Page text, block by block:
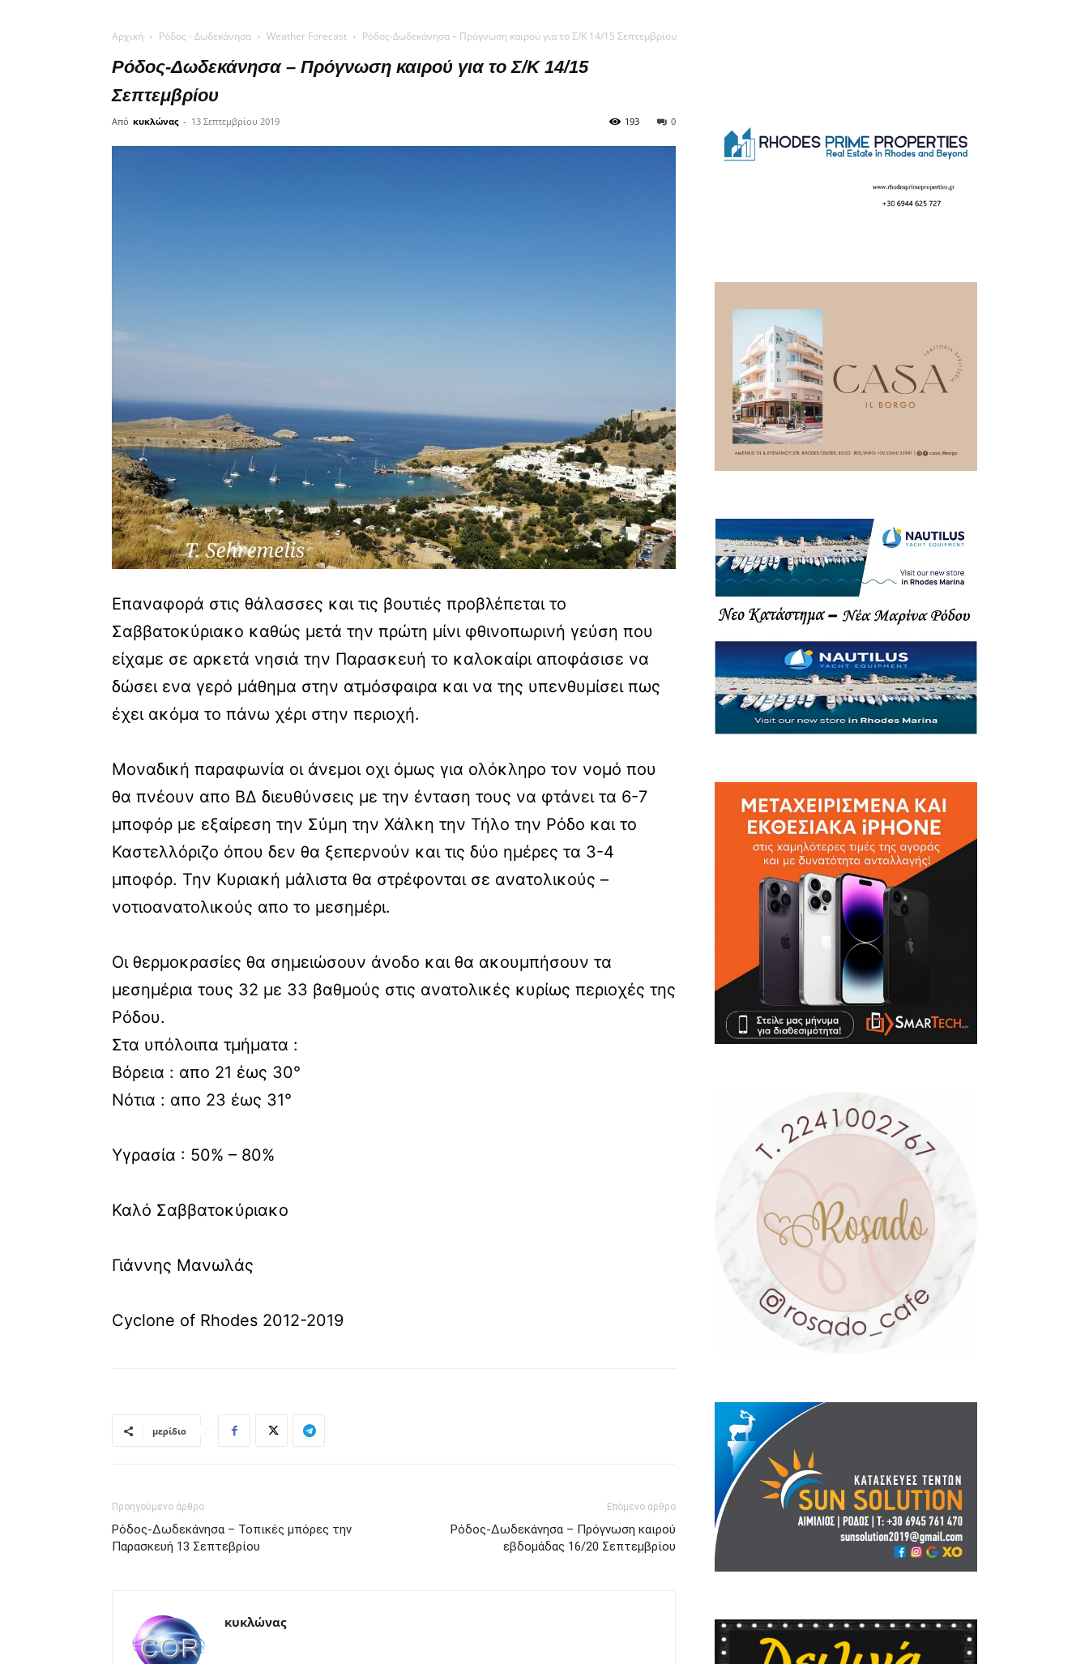
Αρχική Ρόδος - Δωδεκάνησα Weather Forecast Ρόδος-Δωδεκάνησα – Πρόγνωση καιρού για το Σ/Κ 14/15 Σεπτεμβρίου
Ρόδος-Δωδεκάνησα – Πρόγνωση καιρού για το Σ/Κ 14/15
Σεπτεμβρίου
Από κυκλώνας - 13 Σεπτεμβρίου 2019 0
193
Επαναφορά στις θάλασσες και τις βουτιές προβλέπεται το
Σαββατοκύριακο καθώς μετά την πρώτη μίνι φθινοπωρινή γεύση που
είχαμε σε αρκετά νησιά την Παρασκευή το καλοκαίρι αποφάσισε να
δώσει ενα γερό μάθημα στην ατμόσφαιρα και να της υπενθυμίσει πως
έχει ακόμα το πάνω χέρι στην περιοχή.
Μοναδική παραφωνία οι άνεμοι οχι όμως για ολόκληρο τον νομό που
θα πνέουν απο ΒΔ διευθύνσεις με την ένταση τους να φτάνει τα 6-7
μποφόρ με εξαίρεση την Σύμη την Χάλκη την Τήλο την Ρόδο και το
Καστελλόριζο όπου δεν θα ξεπερνούν και τις δύο ημέρες τα 3-4
μποφόρ. Την Κυριακή μάλιστα θα στρέφονται σε ανατολικούς –
νοτιοανατολικούς απο το μεσημέρι.
Οι θερμοκρασίες θα σημειώσουν άνοδο και θα ακουμπήσουν τα
μεσημέρια τους 32 με 33 βαθμούς στις ανατολικές κυρίως περιοχές της
Ρόδου.
Στα υπόλοιπα τμήματα :
Βόρεια : απο 21 έως 30°
Νότια : απο 23 έως 31°
Υγρασία : 50% – 80%
Καλό Σαββατοκύριακο
Γιάννης Μανωλάς
Cyclone of Rhodes 2012-2019
μερίδιο
Προηγούμενο άρθρο
Ρόδος-Δωδεκάνησα – Τοπικές μπόρες την
Παρασκευή 13 Σεπτεβρίου
Επόμενο άρθρο
Ρόδος-Δωδεκάνησα – Πρόγνωση καιρού
εβδομάδας 16/20 Σεπτεμβρίου
κυκλώνας